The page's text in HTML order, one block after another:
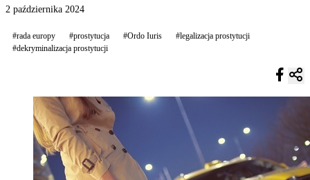
2 października 2024
#rada europy #prostytucja #Ordo Iuris
#legalizacja prostytucji
#dekryminalizacja prostytucji